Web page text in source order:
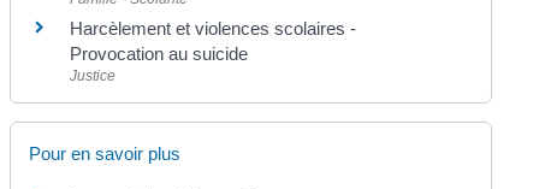
Harcèlement et violences scolaires -
Provocation au suicide
Justice
Pour en savoir plus